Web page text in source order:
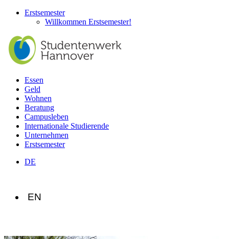
Erstsemester
Willkommen Erstsemester!
Essen
Geld
Wohnen
Beratung
Campusleben
Internationale Studierende
Unternehmen
Erstsemester
DE
EN